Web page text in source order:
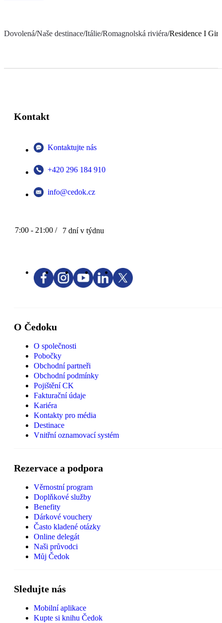
Dovolená/Naše destinace/Itálie/Romagnolská riviéra/Residence I
Kontakt
Kontaktujte nás
+420 296 184 910
info@cedok.cz
7:00 - 21:00 / 7 dní v týdnu
O Čedoku
O společnosti
Pobočky
Obchodní partneři
Obchodní podmínky
Pojištění CK
Fakturační údaje
Kariéra
Kontakty pro média
Destinace
Vnitřní oznamovací systém
Rezervace a podpora
Věrnostní program
Doplňkové služby
Benefity
Dárkové vouchery
Často kladené otázky
Online delegát
Naši průvodci
Můj Čedok
Sledujte nás
Mobilní aplikace
Kupte si knihu Čedok